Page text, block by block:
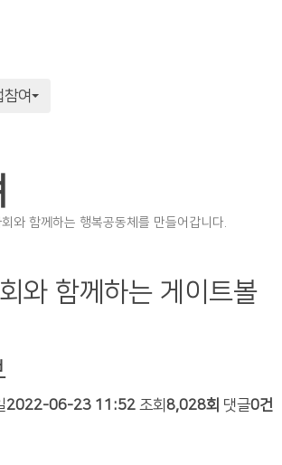
참여
와 함께하는 행복공동체를 만들어갑니다.
와 함께하는 게이트볼
2022-06-23 11:52 조회 8,028회 댓글0건